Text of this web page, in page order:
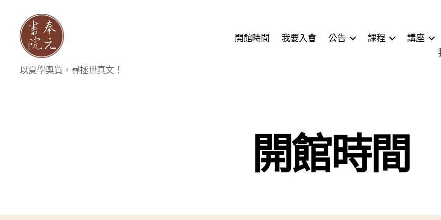
元
以夏學奧質，尋拯世真文！
開館時間 我要入會 公告 課程
講座
開館時間